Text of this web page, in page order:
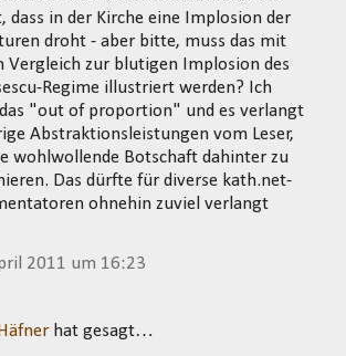
dass in der Kirche eine Implosion der
droht - aber bitte, muss das mit
Vergleich zur blutigen Implosion des
Regime illustriert werden? Ich
"out of proportion" und es verlangt
Abstraktionsleistungen vom Leser,
wohlwollende Botschaft dahinter zu
Das dürfte für diverse kath.net-
ohnehin zuviel verlangt
2011 um 16:23
hat gesagt…